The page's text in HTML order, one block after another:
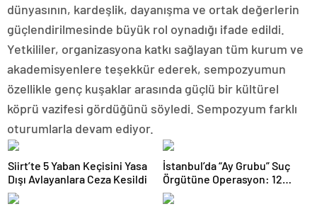
dünyasının, kardeşlik, dayanışma ve ortak değerlerin
güçlendirilmesinde büyük rol oynadığı ifade edildi.
Yetkililer, organizasyona katkı sağlayan tüm kurum ve
akademisyenlere teşekkür ederek, sempozyumun
özellikle genç kuşaklar arasında güçlü bir kültürel
köprü vazifesi gördüğünü söyledi. Sempozyum farklı
oturumlarla devam ediyor.
Siirt’te 5 Yaban Keçisini Yasa
Dışı Avlayanlara Ceza Kesildi
İstanbul’da “Ay Grubu” Suç
Örgütüne Operasyon: 12
Şüpheli Gözaltında